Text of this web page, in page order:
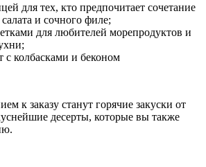
для тех, кто предпочитает сочетание
и сочного филе;
для любителей морепродуктов и
с колбасками и беконом
к заказу станут горячие закуски от
десерты, которые вы также